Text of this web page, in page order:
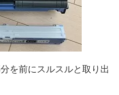
を前にスルスルと取り出